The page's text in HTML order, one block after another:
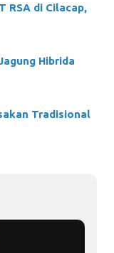
RSA di Cilacap,
Hibrida
Tradisional